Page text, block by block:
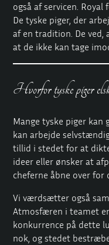
også af servicen.
De tyske piger, der
af en tradition. De ved,
at de ikke kan tage
Hvorfor tyske piger
Mange tyske piger
kan arbejde
tillid i stedet for at
ideer eller ønsker at
cheferne åbne over for
Vi værdsætter også
Atmosfæren i teamet
konkurrence på dette
nok, og stedet